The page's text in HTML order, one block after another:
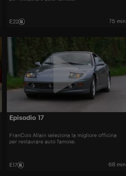
E22 75 min
Episodio 17
FranCois Allain seleziona la migliore officina
per restaurare auto famose.
E17 68 min